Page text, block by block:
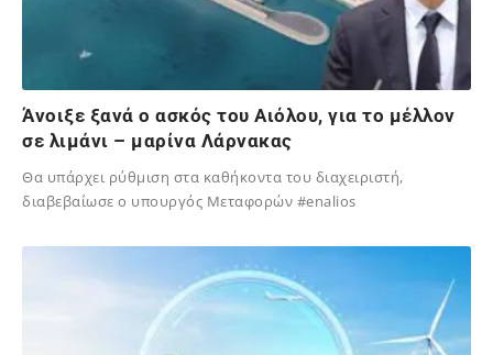
Άνοιξε ξανά ο ασκός του Αιόλου, για το μέλλον
σε λιμάνι – μαρίνα Λάρνακας
Θα υπάρχει ρύθμιση στα καθήκοντα του διαχειριστή,
διαβεβαίωσε ο υπουργός Μεταφορών #enalios